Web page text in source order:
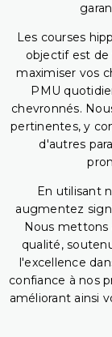
Les courses
objectif est de
maximiser vos
PMU
chevronnés.
pertinentes, y
d'autres
En utilisant
augmentez
Nous mettons
qualité,
l'excellence
confiance à nos
améliorant ainsi